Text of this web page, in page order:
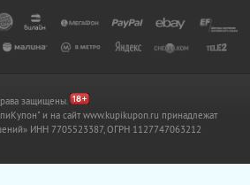
защищены.
и на сайт www.kupikupon.ru принадлежат
ИНН 7705523387, ОГРН 1127747063212